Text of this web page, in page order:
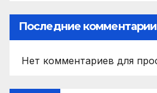
Последние комментарии
Нет комментариев для